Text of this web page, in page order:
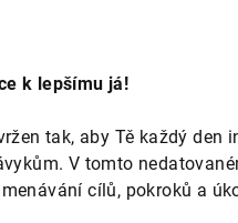
k lepšímu já!
tak, aby Tě každý den
V tomto
cílů, pokroků a